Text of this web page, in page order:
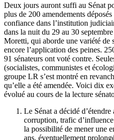
Deux jours auront suffi au Sénat
plus de 200 amendements
confiance dans l’institution
dans la nuit du 29 au 30 septembre
Moretti, qui aborde une variété de
encore l’application des peines.
91 sénateurs ont voté contre.
(socialistes, communistes et
groupe LR s’est montré en
qu’elle a été amendée. Voici dix
évolué au cours de la lecture
Le Sénat a décidé
corruption, trafic
la possibilité de mener une
ans, éventuellement